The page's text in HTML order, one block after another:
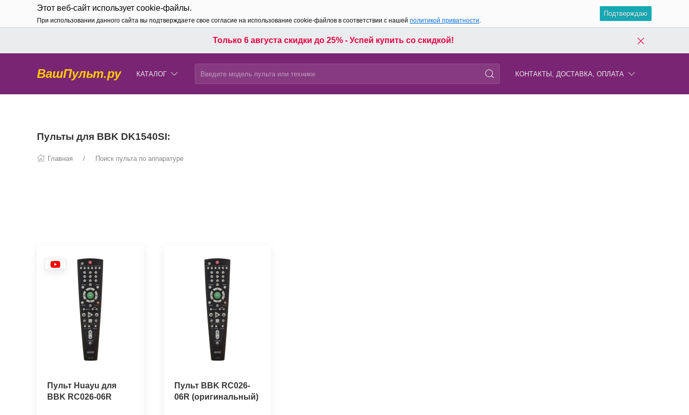
Этот веб-сайт использует cookie-файлы.
При использовании данного сайта вы подтверждаете свое согласие на использование cookie-файлов в соответствии с нашей политикой приватности.
Подтверждаю
Только 6 августа скидки до 25% - Успей купить со скидкой!
ВашПульт.ру КАТАЛОГ КОНТАКТЫ, ДОСТАВКА, ОПЛАТА
Пульты для BBK DK1540SI:
Главная Поиск пульта по аппаратуре
Пульт Huayu для
BBK RC026-06R
Пульт BBK RC026-
06R (оригинальный)